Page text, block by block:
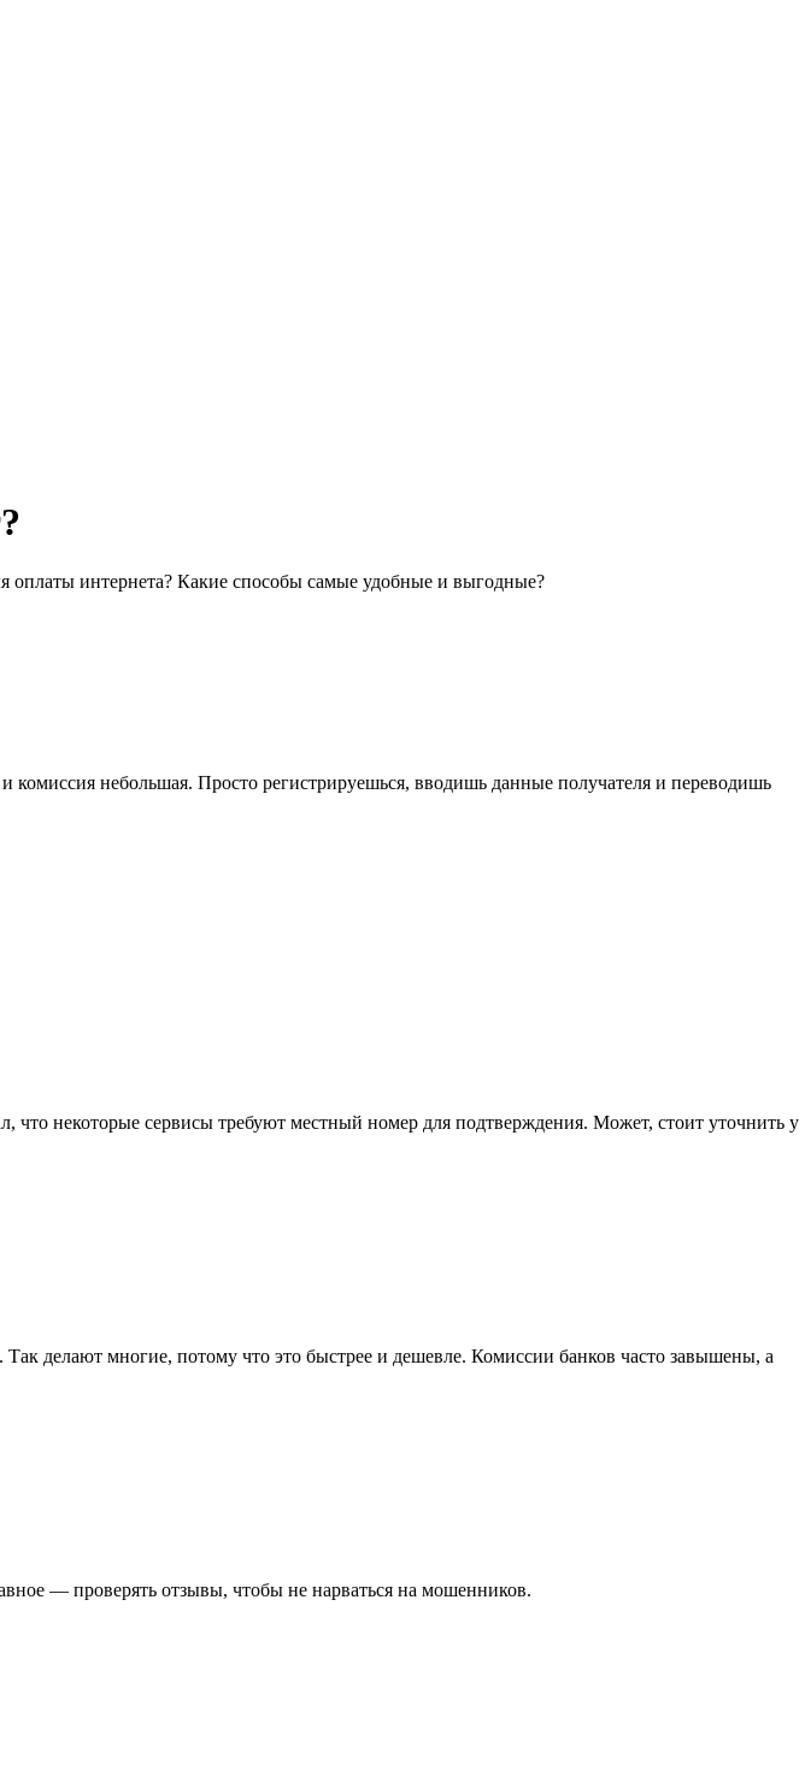
оплаты интернета? Какие способы самые удобные и выгодные?
небольшая. Просто регистрируешься, вводишь данные получателя и переводишь
некоторые сервисы требуют местный номер для подтверждения. Может, стоит уточнить у
делают многие, потому что это быстрее и дешевле. Комиссии банков часто завышены, а
— проверять отзывы, чтобы не нарваться на мошенников.